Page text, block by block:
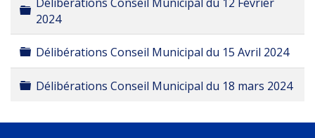
Dossier
2024
Dossier
Délibérations Conseil Municipal du 15 Avril 2024
Dossier
Délibérations Conseil Municipal du 18 mars 2024